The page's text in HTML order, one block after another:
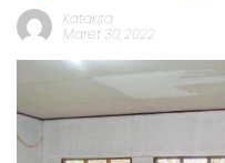
Katakita
Maret 30, 2022